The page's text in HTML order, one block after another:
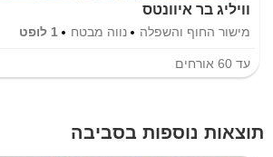
וויליג בר איוונטס
מישור החוף והשפלה נווה מבטח 1 לופט
עד 60 אורחים
תוצאות נוספות בסביבה